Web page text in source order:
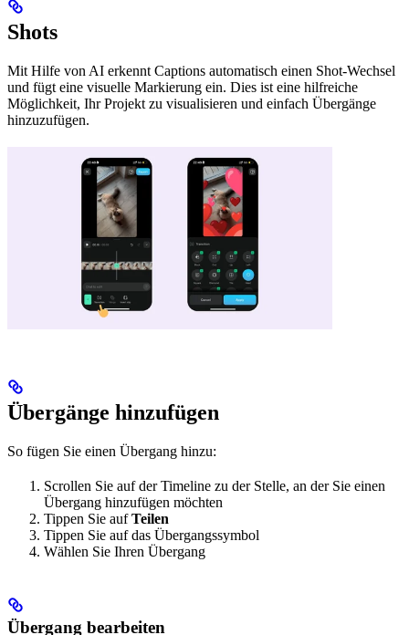
Shots
Mit Hilfe von AI erkennt Captions automatisch einen Shot-Wechsel
und fügt eine visuelle Markierung ein. Dies ist eine hilfreiche
Möglichkeit, Ihr Projekt zu visualisieren und einfach Übergänge
hinzuzufügen.
Übergänge hinzufügen
So fügen Sie einen Übergang hinzu:
Scrollen Sie auf der Timeline zu der Stelle, an der Sie einen
Übergang hinzufügen möchten
Tippen Sie aufTeilen
Tippen Sie auf das Übergangssymbol
Wählen Sie Ihren Übergang
Übergang bearbeiten